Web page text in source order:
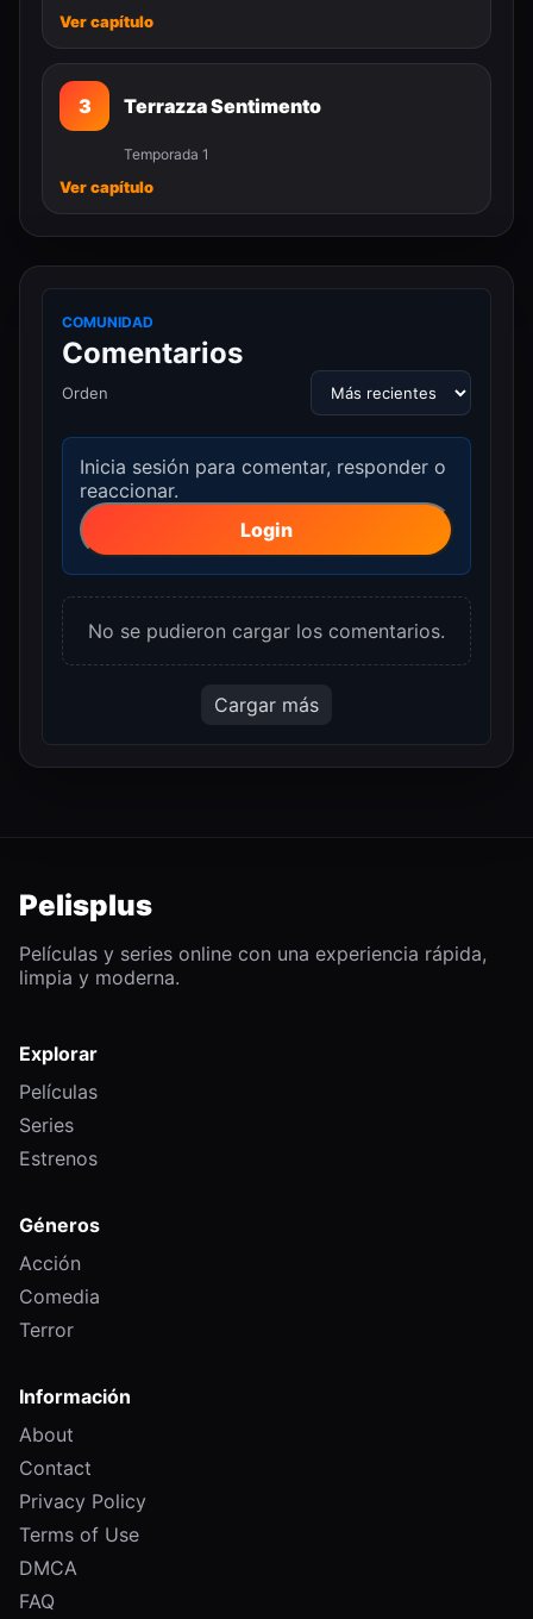
Ver capítulo
3 Terrazza Sentimento
Temporada 1
Ver capítulo
COMUNIDAD
Comentarios
Orden
Inicia sesión para comentar, responder o
reaccionar.
Login
No se pudieron cargar los comentarios.
Cargar más
Pelisplus
Películas y series online con una experiencia rápida,
limpia y moderna.
Explorar
Películas
Series
Estrenos
Géneros
Acción
Comedia
Terror
Información
About
Contact
Privacy Policy
Terms of Use
DMCA
FAQ